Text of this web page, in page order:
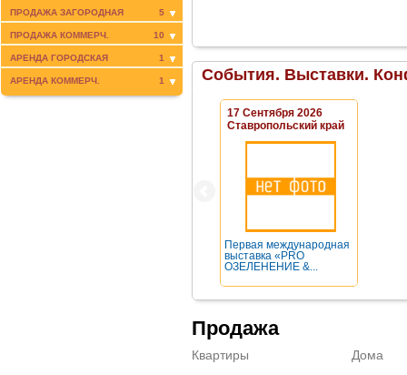
ПРОДАЖА ЗАГОРОДНАЯ 5
ПРОДАЖА КОММЕРЧ. 10
АРЕНДА ГОРОДСКАЯ 1
АРЕНДА КОММЕРЧ. 1 События. Выставки.
17 Сентября 2026
Ставропольский край
Первая международная
выставка «PRO
ОЗЕЛЕНЕНИЕ &...
Продажа
Квартиры
Дома